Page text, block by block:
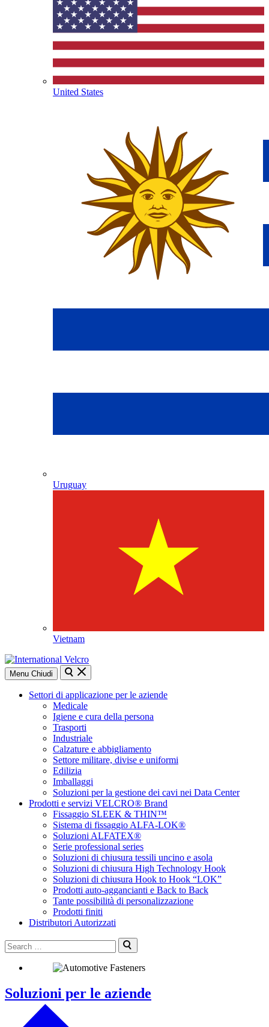
United States
Uruguay
Vietnam
Menu Chiudi RicercaChiudi
ricerca
Settori di applicazione per le aziende
Medicale
Igiene e cura della persona
Trasporti
Industriale
Calzature e abbigliamento
Settore militare, divise e uniformi
Edilizia
Imballaggi
Soluzioni per la gestione dei cavi nei Data Center
Prodotti e servizi VELCRO® Brand
Fissaggio SLEEK & THIN™
Sistema di fissaggio ALFA-LOK®
Soluzioni ALFATEX®
Serie professional series
Soluzioni di chiusura tessili uncino e asola
Soluzioni di chiusura High Technology Hook
Soluzioni di chiusura Hook to Hook “LOK”
Prodotti auto-aggancianti e Back to Back
Tante possibilità di personalizzazione
Prodotti finiti
Distributori Autorizzati
Cerca:
Invia
Soluzioni per le aziende